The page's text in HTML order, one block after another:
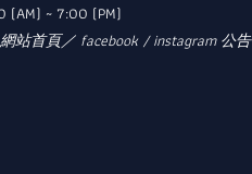
(AM) ~ 7:00 (PM)
站首頁／ facebook / instagram 公告